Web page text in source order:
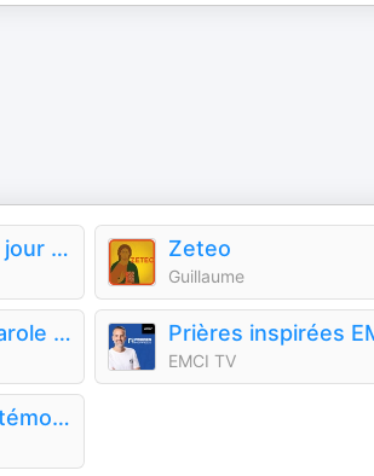
L'Évangile au jour le jour • commentaires quotidiens Zeteo
Guillaume
Evangile du jour | Parole du jour Prières inspirées
EMCI TV
Tous saints ! - Ces témoins de la foi racontés par Bénédicte Delelis